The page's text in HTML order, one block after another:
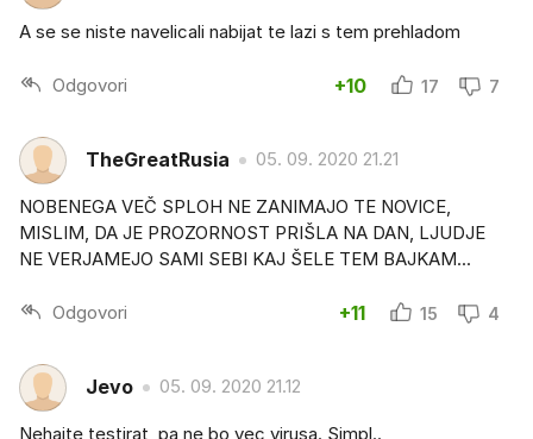
A se se niste navelicali nabijat te lazi s tem prehladom
Odgovori +10 17 7
TheGreatRusia 05. 09. 2020 21.21
NOBENEGA VEČ SPLOH NE ZANIMAJO TE NOVICE,
MISLIM, DA JE PROZORNOST PRIŠLA NA DAN, LJUDJE
NE VERJAMEJO SAMI SEBI KAJ ŠELE TEM BAJKAM...
Odgovori +11 15 4
Jevo 05. 09. 2020 21.12
Nehajte testirat, pa ne bo vec virusa. Simpl..